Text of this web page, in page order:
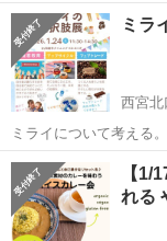
ミラ
西宮北
ミライについて考える
ップサイクルなど学校
えてみませんか？ お
です！ また、関西学院
兵庫
アップサイクル
【1/